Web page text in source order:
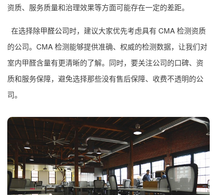
资质、服务质量和治理效果等方面可能存在一定的差距。
在选择除甲醛公司时，建议大家优先考虑具有 CMA 检测资质
的公司。CMA 检测能够提供准确、权威的检测数据，让我们对
室内甲醛含量有更清晰的了解。同时，要关注公司的口碑、资
质和服务保障，避免选择那些没有售后保障、收费不透明的公
司。